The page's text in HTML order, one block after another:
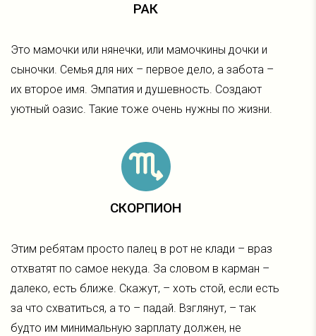
РАК
Это мамочки или нянечки, или мамочкины дочки и
сыночки. Семья для них – первое дело, а забота –
их второе имя. Эмпатия и душевность. Создают
уютный оазис. Такие тоже очень нужны по жизни.
СКОРПИОН
Этим ребятам просто палец в рот не клади – враз
отхватят по самое некуда. За словом в карман –
далеко, есть ближе. Скажут, – хоть стой, если есть
за что схватиться, а то – падай. Взглянут, – так
будто им минимальную зарплату должен, не